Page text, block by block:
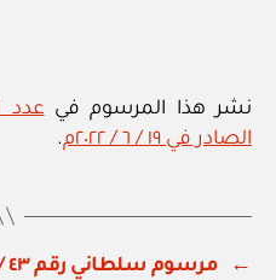
نشر هذا المرسوم في
الصادر في ١٩ / ٦ / ٢٠٢٢م
.
←